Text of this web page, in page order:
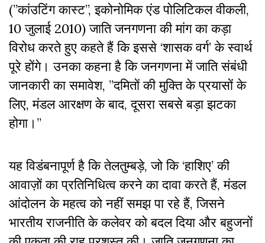
(”कांउटिंग कास्ट”, इकोनोमिक एंड पोलिटिकल वीकली,
10 जुलाई 2010) जाति जनगणना की मांग का कड़ा
विरोध करते हुए कहते हैं कि इससे ‘शासक वर्ग’ के स्वार्थ
पूरे होंगे। उनका कहना है कि जनगणना में जाति संबंधी
जानकारी का समावेश, ”दमितों की मुक्ति के प्रयासों के
लिए, मंडल आरक्षण के बाद, दूसरा सबसे बड़ा झटका
होगा।”
यह विडंबनापूर्ण है कि तेलतुम्बड़े, जो कि ‘हाशिए’ की
आवाज़ों का प्रतिनिधित्व करने का दावा करते हैं, मंडल
आंदोलन के महत्व को नहीं समझ पा रहे हैं, जिसने
भारतीय राजनीति के कलेवर को बदल दिया और बहुजनों